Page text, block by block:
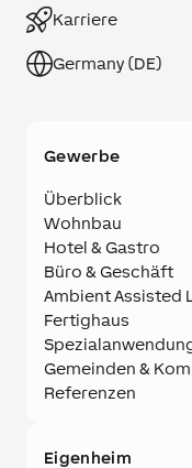
Karriere
Germany (DE)
Gewerbe
Überblick
Wohnbau
Hotel & Gastro
Büro & Geschäft
Ambient Assisted
Fertighaus
Gemeinden &
Referenzen
Eigenheim